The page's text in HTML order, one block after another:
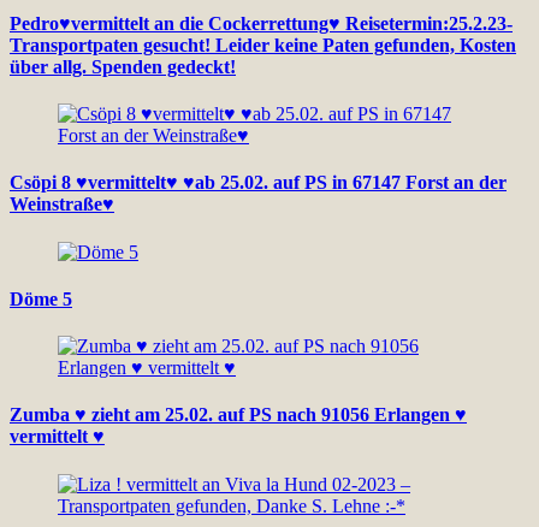
Pedro♥vermittelt an die Cockerrettung♥ Reisetermin:25.2.23-
Transportpaten gesucht! Leider keine Paten gefunden, Kosten
über allg. Spenden gedeckt!
Csöpi 8 ♥vermittelt♥ ♥ab 25.02. auf PS in 67147 Forst an der
Weinstraße♥
Döme 5
Zumba ♥ zieht am 25.02. auf PS nach 91056 Erlangen ♥
vermittelt ♥